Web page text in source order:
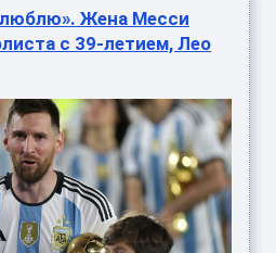
люблю». Жена Месси
с 39-летием, Лео